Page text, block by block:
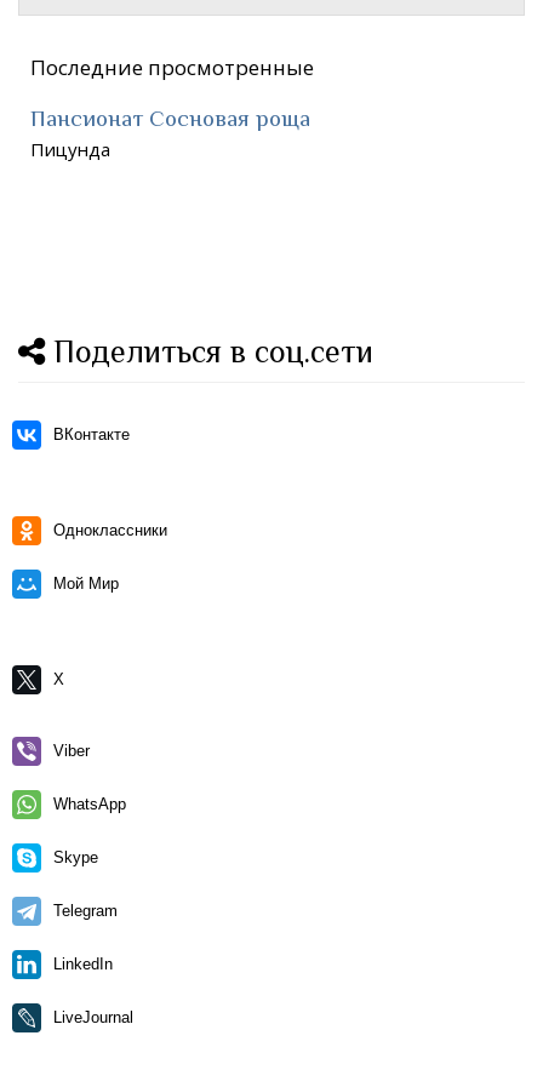
Последние просмотренные
Пансионат Сосновая роща
Пицунда
Поделиться в соц.сети
ВКонтакте
Одноклассники
Мой Мир
X
Viber
WhatsApp
Skype
Telegram
LinkedIn
LiveJournal